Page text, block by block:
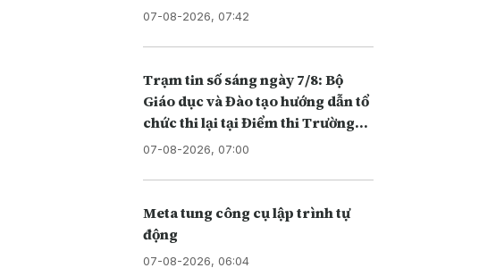
07-08-2026, 07:42
Trạm tin số sáng ngày 7/8: Bộ
Giáo dục và Đào tạo hướng dẫn tổ
chức thi lại tại Điểm thi Trường
THPT chuyên Tuyên Quang
07-08-2026, 07:00
Meta tung công cụ lập trình tự
động
07-08-2026, 06:04